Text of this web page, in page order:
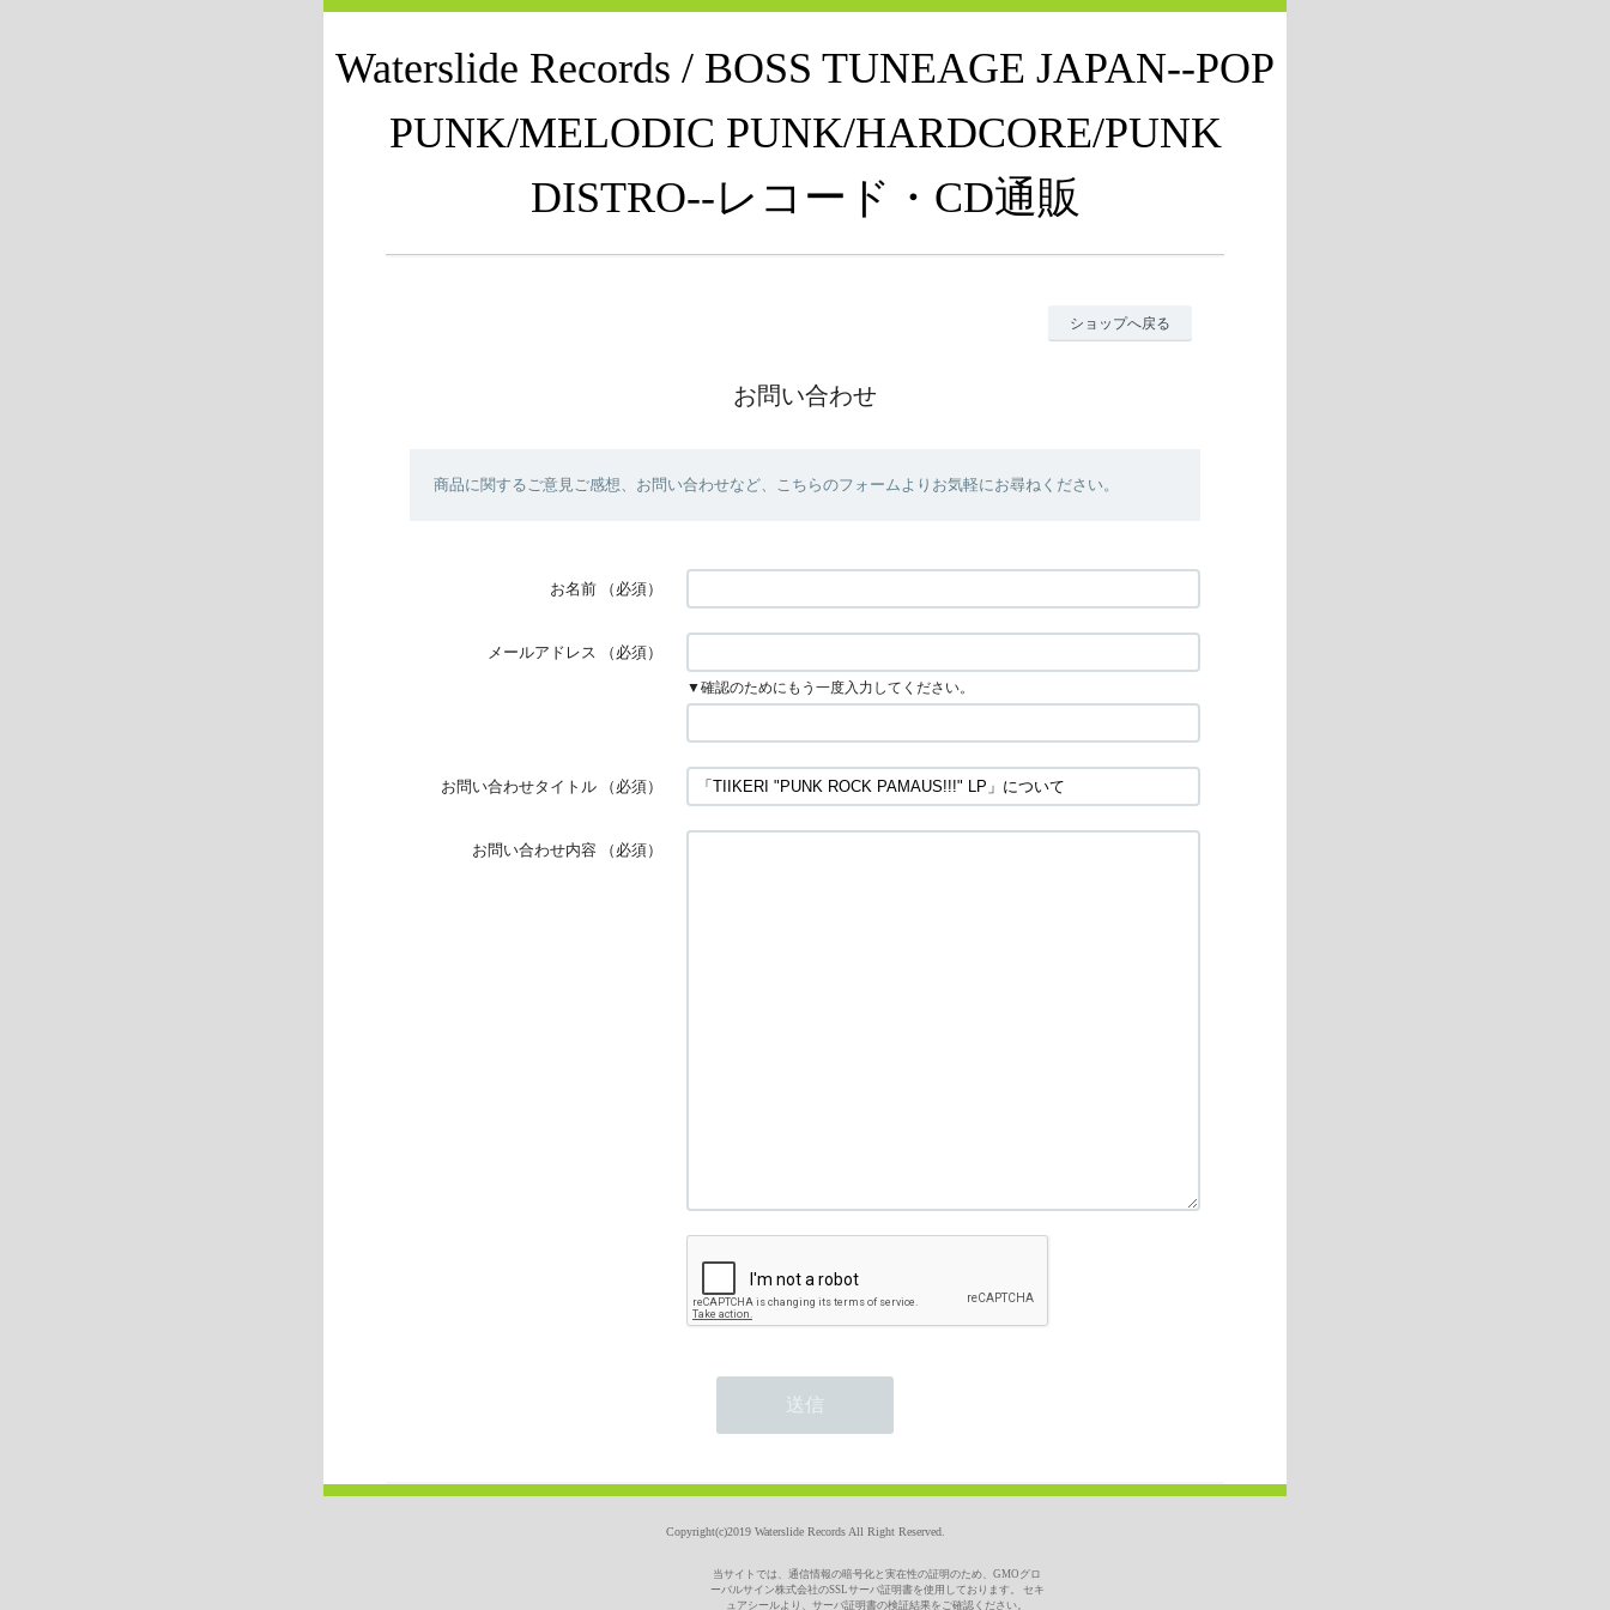
Waterslide Records / BOSS TUNEAGE JAPAN--POP
PUNK/MELODIC PUNK/HARDCORE/PUNK
DISTRO--レコード・CD通販
ショップへ戻る
お問い合わせ
商品に関するご意見ご感想、お問い合わせなど、こちらのフォームよりお気軽にお尋ねください。
お名前 （必須）
メールアドレス （必須）
▼確認のためにもう一度入力してください。
お問い合わせタイトル （必須）
お問い合わせ内容 （必須）
Copyright(c)2019 Waterslide Records All Right Reserved.
当サイトでは、通信情報の暗号化と実在性の証明のため、GMOグロ
ーバルサイン株式会社のSSLサーバ証明書を使用しております。 セキ
ュアシールより、サーバ証明書の検証結果をご確認ください。